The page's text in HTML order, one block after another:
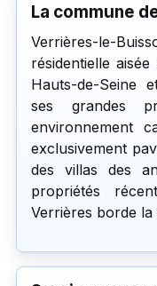
La commune
Verrières-le-
résidentielle
Hauts-de-Seine
ses grandes
environnement
exclusivement
des villas des
propriétés
Verrières borde